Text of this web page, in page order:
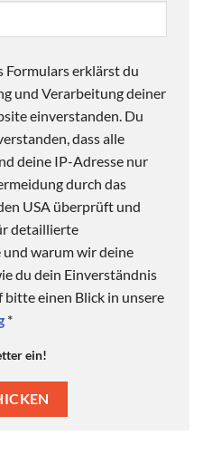
Formulars erklärst du
und Verarbeitung deiner
einverstanden. Du
dass alle
deine IP-Adresse nur
durch das
USA überprüft und
detaillierte
warum wir deine
du dein Einverständnis
einen Blick in unsere
*
ein!